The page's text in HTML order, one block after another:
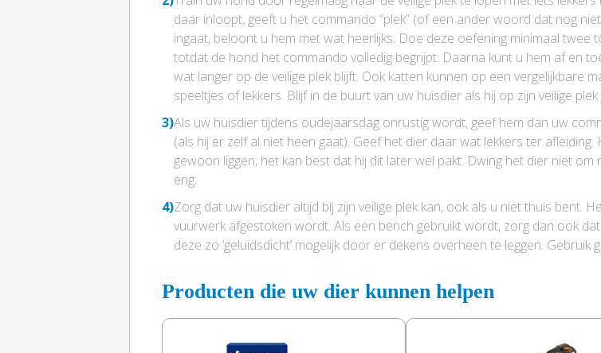
daar inloopt, geeft u het commando “plek” (of een ander woord dat nog
ingaat, beloont u hem met wat heerlijks. Doe deze oefening minimaal
totdat de hond het commando volledig begrijpt. Daarna kunt u hem af en
wat langer op de veilige plek blijft. Ook katten kunnen op een vergelijkbare
speeltjes of lekkers. Blijf in de buurt van uw huisdier als hij op zijn veilige
3)Als uw huisdier tijdens oudejaarsdag onrustig wordt, geef hem dan uw
(als hij er zelf al niet heen gaat). Geef het dier daar wat lekkers ter
gewoon liggen; het kan best dat hij dit later wel pakt. Dwing het dier niet
eng.
4)Zorg dat uw huisdier altijd bij zijn veilige plek kan, ook als u niet thuis bent.
vuurwerk afgestoken wordt. Als een bench gebruikt wordt, zorg dan ook
deze zo ‘geluidsdicht’ mogelijk door er dekens overheen te leggen. Gebruik
Producten die uw dier kunnen helpen